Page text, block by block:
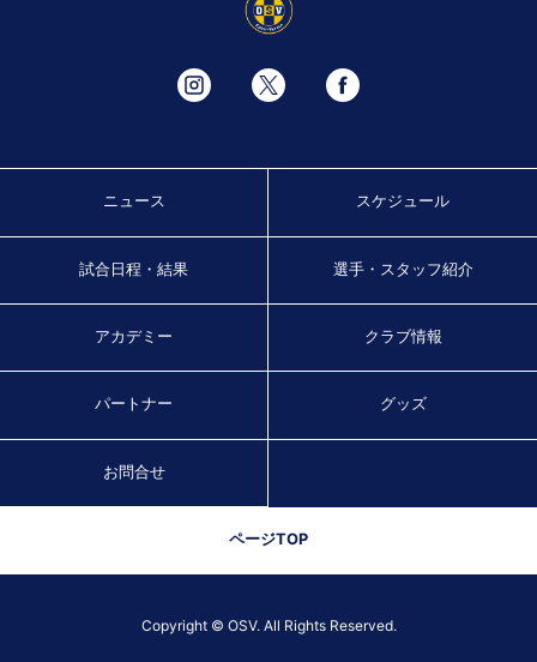
ニュース スケジュール
試合日程・結果 選手・スタッフ紹介
アカデミー クラブ情報
パートナー グッズ
お問合せ
ページTOP
Copyright © OSV. All Rights Reserved.